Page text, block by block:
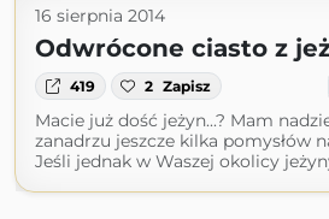
16 sierpnia 2014
Odwrócone ciasto z
419 2 Zapisz
Macie już dość jeżyn...? Mam
zanadrzu jeszcze kilka pomysłów
Jeśli jednak w Waszej okolicy